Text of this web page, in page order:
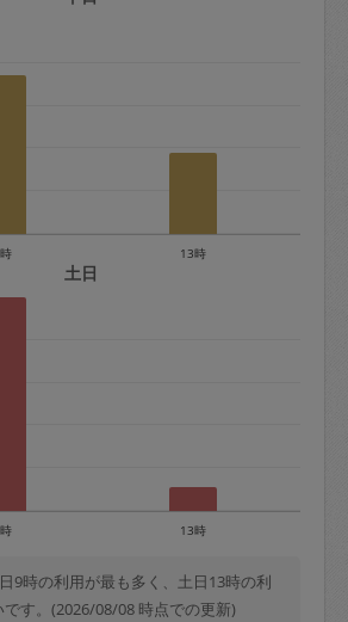
ル料金の設定について：
1回（3時間）の金額とスポット
13時
土日
13時
9時の利用が最も多く、土日13時の利
です。(2026/08/08 時点での更新)